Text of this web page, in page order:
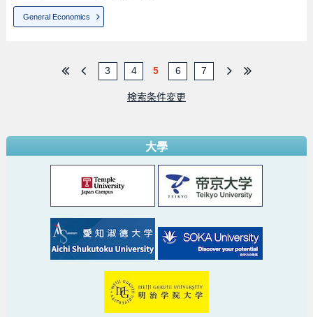
General Economics
3 4 5 6 7
検索条件変更
大學